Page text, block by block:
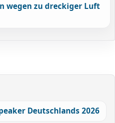
wegen zu dreckiger Luft
Deutschlands 2026